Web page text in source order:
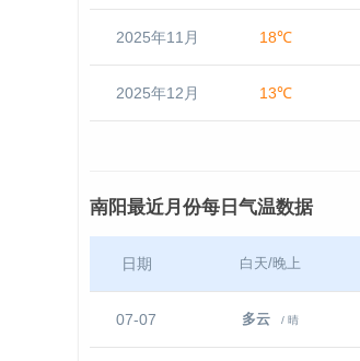
2025年11月 18℃
2025年12月 13℃
南阳最近月份每日气温数据
日期 白天/晚上
07-07 多云 / 晴